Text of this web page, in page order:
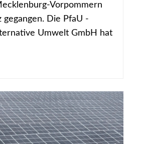
Vorpommern
gegangen. Die PfaU -
Umwelt GmbH hat